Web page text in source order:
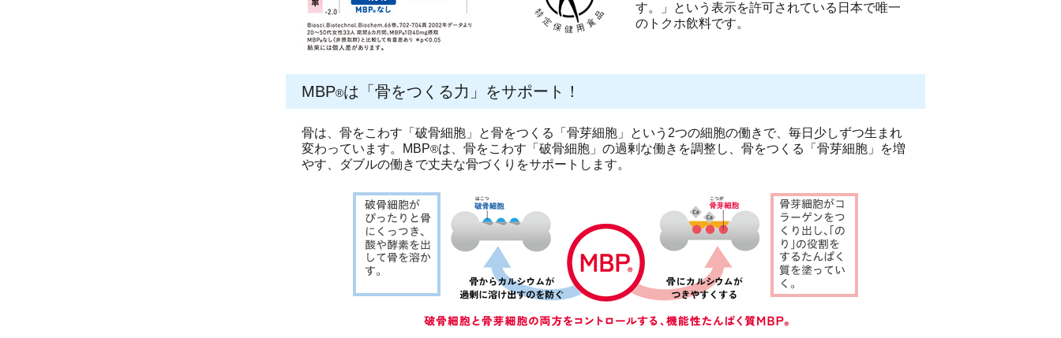
す。」という表示を許可されている日本で唯一
のトクホ飲料です。
MBP®は「骨をつくる力」をサポート！
骨は、骨をこわす「破骨細胞」と骨をつくる「骨芽細胞」という2つの細胞の働きで、毎日少しずつ生まれ
変わっています。MBP®は、骨をこわす「破骨細胞」の過剰な働きを調整し、骨をつくる「骨芽細胞」を増
やす、ダブルの働きで丈夫な骨づくりをサポートします。